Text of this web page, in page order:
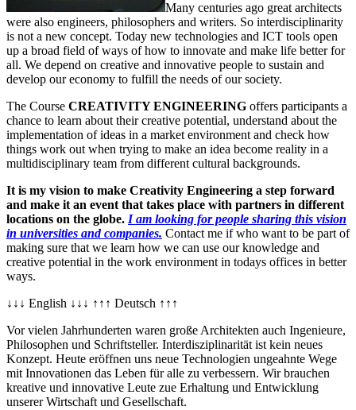
Many centuries ago great architects
were also engineers, philosophers and writers. So interdisciplinarity
is not a new concept. Today new technologies and ICT tools open
up a broad field of ways of how to innovate and make life better for
all. We depend on creative and innovative people to sustain and
develop our economy to fulfill the needs of our society.
The Course CREATIVITY ENGINEERING offers participants a
chance to learn about their creative potential, understand about the
implementation of ideas in a market environment and check how
things work out when trying to make an idea become reality in a
multidisciplinary team from different cultural backgrounds.
It is my vision to make Creativity Engineering a step forward
and make it an event that takes place with partners in different
locations on the globe. I am looking for people sharing this vision
in universities and companies. Contact me if who want to be part of
making sure that we learn how we can use our knowledge and
creative potential in the work environment in todays offices in better
ways.
↓↓↓ English ↓↓↓ ↑↑↑ Deutsch ↑↑↑
Vor vielen Jahrhunderten waren große Architekten auch Ingenieure,
Philosophen und Schriftsteller. Interdisziplinarität ist kein neues
Konzept. Heute eröffnen uns neue Technologien ungeahnte Wege
mit Innovationen das Leben für alle zu verbessern. Wir brauchen
kreative und innovative Leute zue Erhaltung und Entwicklung
unserer Wirtschaft und Gesellschaft.